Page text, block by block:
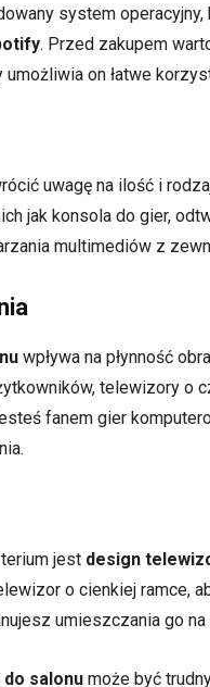
system
. Przed zakupem
on łatwe
uwagę na ilość i
jak konsola do gier,
multimediów z
wpływa na płynność
telewizory o
fanem gier
jest design
o cienkiej ramce,
umieszczania go na
salonu może być